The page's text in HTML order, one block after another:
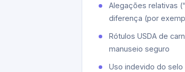
Alegações relativas
diferença (por
Rótulos USDA de
manuseio seguro
Uso indevido do selo